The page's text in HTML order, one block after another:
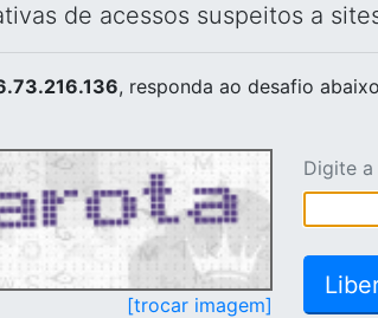
de acessos suspeitos a
, responda ao desafio
[trocar imagem]
Digite